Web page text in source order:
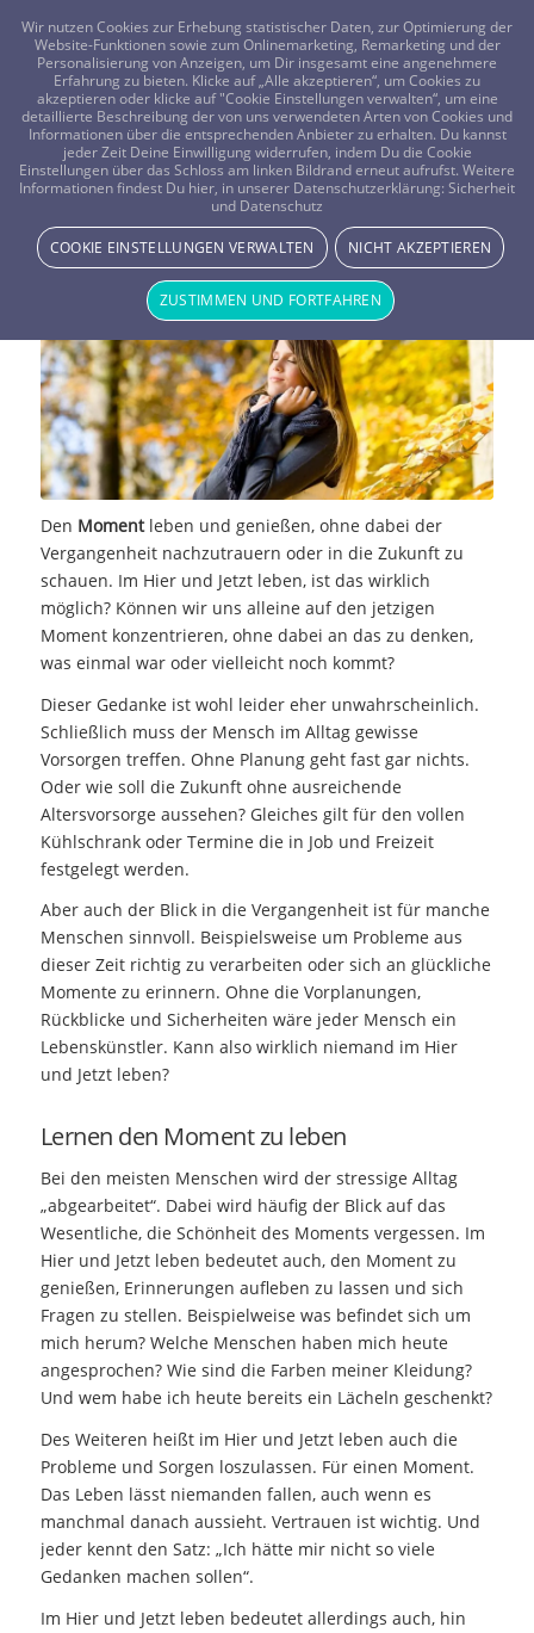
FRAGEN? KOSTENLOS ANRUFEN: 0800-8478266
Den Moment leben – Geht das
überhaupt?
NEWS & STORYS
Den Momentleben und genießen, ohne dabei der
Vergangenheit nachzutrauern oder in die Zukunft zu
schauen. Im Hier und Jetzt leben, ist das wirklich
möglich? Können wir uns alleine auf den jetzigen
Moment konzentrieren, ohne dabei an das zu denken,
was einmal war oder vielleicht noch kommt?
Dieser Gedanke ist wohl leider eher unwahrscheinlich.
Schließlich muss der Mensch im Alltag gewisse
Vorsorgen treffen. Ohne Planung geht fast gar nichts.
Oder wie soll die Zukunft ohne ausreichende
Altersvorsorge aussehen? Gleiches gilt für den vollen
Kühlschrank oder Termine die in Job und Freizeit
festgelegt werden.
Aber auch der Blick in die Vergangenheit ist für manche
Menschen sinnvoll. Beispielsweise um Probleme aus
dieser Zeit richtig zu verarbeiten oder sich an glückliche
Momente zu erinnern. Ohne die Vorplanungen,
Rückblicke und Sicherheiten wäre jeder Mensch ein
Lebenskünstler. Kann also wirklich niemand im Hier
und Jetzt leben?
Lernen den Moment zu leben
Bei den meisten Menschen wird der stressige Alltag
„abgearbeitet“. Dabei wird häufig der Blick auf das
Wesentliche, die Schönheit des Moments vergessen. Im
Hier und Jetzt leben bedeutet auch, den Moment zu
genießen, Erinnerungen aufleben zu lassen und sich
Fragen zu stellen. Beispielweise was befindet sich um
mich herum? Welche Menschen haben mich heute
angesprochen? Wie sind die Farben meiner Kleidung?
Und wem habe ich heute bereits ein Lächeln geschenkt?
Des Weiteren heißt im Hier und Jetzt leben auch die
Probleme und Sorgen loszulassen. Für einen Moment.
Das Leben lässt niemanden fallen, auch wenn es
manchmal danach aussieht. Vertrauen ist wichtig. Und
jeder kennt den Satz: „Ich hätte mir nicht so viele
Gedanken machen sollen“.
Im Hier und Jetzt leben bedeutet allerdings auch, hin
Wir nutzen Cookies zur Erhebung statistischer Daten, zur Optimierung der
Website-Funktionen sowie zum Onlinemarketing, Remarketing und der
Personalisierung von Anzeigen, um Dir insgesamt eine angenehmere
Erfahrung zu bieten. Klicke auf „Alle akzeptieren“, um Cookies zu
akzeptieren oder klicke auf "Cookie Einstellungen verwalten“, um eine
detaillierte Beschreibung der von uns verwendeten Arten von Cookies und
Informationen über die entsprechenden Anbieter zu erhalten. Du kannst
jeder Zeit Deine Einwilligung widerrufen, indem Du die Cookie
Einstellungen über das Schloss am linken Bildrand erneut aufrufst. Weitere
Informationen findest Du hier, in unserer Datenschutzerklärung: Sicherheit
und Datenschutz
COOKIE EINSTELLUNGEN VERWALTEN NICHT AKZEPTIEREN
ZUSTIMMEN UND FORTFAHREN